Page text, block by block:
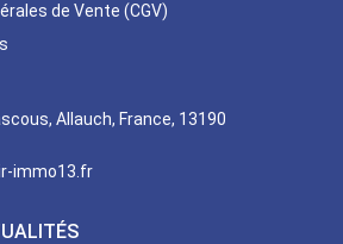
de Vente (CGV)
Allauch, France, 13190
immo13.fr